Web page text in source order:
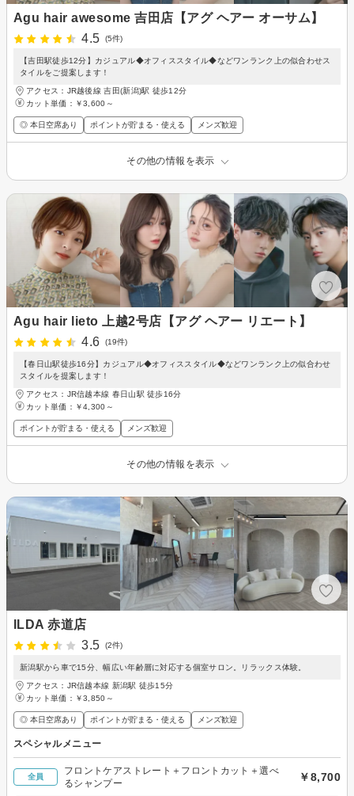
Agu hair awesome 吉田店【アグ ヘアー オーサム】
4.5
(5件)
【吉田駅徒歩12分】カジュアル◆オフィススタイル◆などワンランク上の似合わせス
タイルをご提案します！
アクセス：JR越後線 吉田(新潟)駅 徒歩12分
カット単価： ￥3,600～
◎ 本日空席あり ポイントが貯まる・使える メンズ歓迎
その他の情報を表示
Agu hair lieto 上越2号店【アグ ヘアー リエート】
4.6
(19件)
【春日山駅徒歩16分】カジュアル◆オフィススタイル◆などワンランク上の似合わせ
スタイルを提案します！
アクセス：JR信越本線 春日山駅 徒歩16分
カット単価： ￥4,300～
ポイントが貯まる・使える メンズ歓迎
その他の情報を表示
ILDA 赤道店
3.5
(2件)
新潟駅から車で15分、幅広い年齢層に対応する個室サロン。リラックス体験。
アクセス：JR信越本線 新潟駅 徒歩15分
カット単価： ￥3,850～
◎ 本日空席あり ポイントが貯まる・使える メンズ歓迎
スペシャルメニュー
全員
フロントケアストレート＋フロントカット＋選べ
るシャンプー
￥8,700